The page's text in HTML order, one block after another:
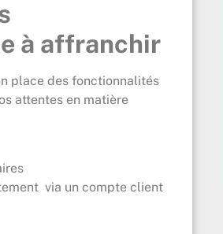
à affranchir
place des fonctionnalités
attentes en matière
via un compte client